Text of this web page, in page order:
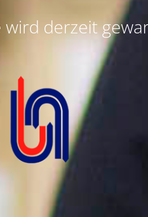
wird derzeit